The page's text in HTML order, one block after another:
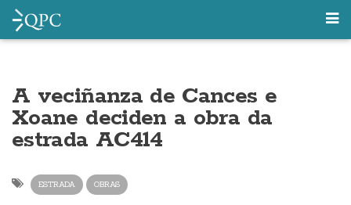
A veciñanza de Cances e
Xoane deciden a obra da
estrada AC414
ESTRADA OBRAS